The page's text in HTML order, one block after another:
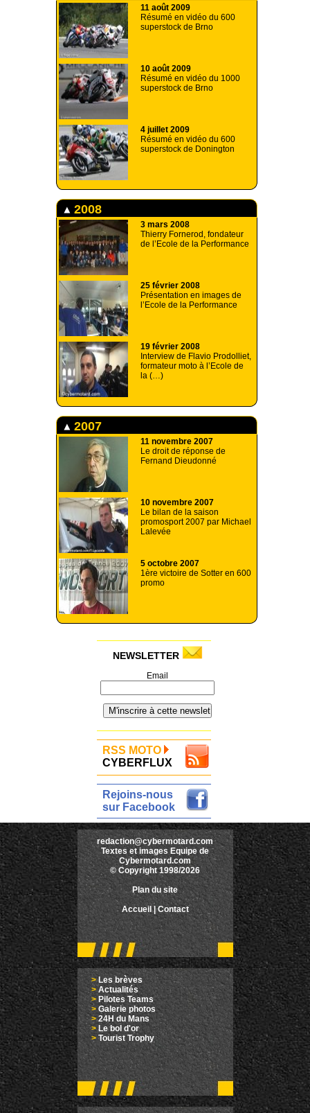
11 août 2009
Résumé en vidéo du 600
superstock de Brno
10 août 2009
Résumé en vidéo du 1000
superstock de Brno
4 juillet 2009
Résumé en vidéo du 600
superstock de Donington
2008
3 mars 2008
Thierry Fornerod, fondateur
de l’Ecole de la Performance
25 février 2008
Présentation en images de
l’Ecole de la Performance
19 février 2008
Interview de Flavio Prodolliet,
formateur moto à l’Ecole de
la (…)
2007
11 novembre 2007
Le droit de réponse de
Fernand Dieudonné
10 novembre 2007
Le bilan de la saison
promosport 2007 par Michael
Lalevée
5 octobre 2007
1ère victoire de Sotter en 600
promo
NEWSLETTER
Email
RSS MOTO
CYBERFLUX
Rejoins-nous
sur Facebook
redaction@cybermotard.com
Textes et images Equipe de
Cybermotard.com
© Copyright 1998/2026
Plan du site
Accueil |Contact
>Les brèves
> Actualités
> Pilotes Teams
>Galerie photos
>24H du Mans
>Le bol d'or
> Tourist Trophy